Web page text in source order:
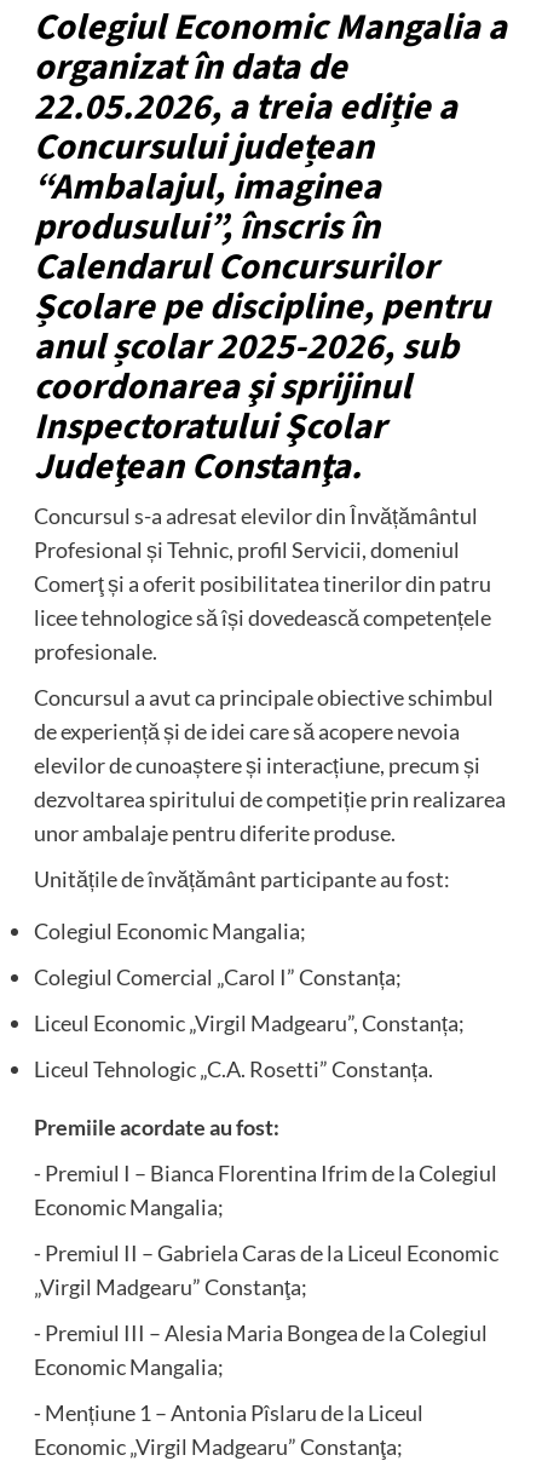
Colegiul Economic Mangalia a
organizat în data de
22.05.2026, a treia ediție a
Concursului județean
“Ambalajul, imaginea
produsului”, înscris în
Calendarul Concursurilor
Școlare pe discipline, pentru
anul școlar 2025-2026, sub
coordonarea şi sprijinul
Inspectoratului Şcolar
Judeţean Constanţa.
Concursul s-a adresat elevilor din Învățământul
Profesional și Tehnic, profil Servicii, domeniul
Comerţ și a oferit posibilitatea tinerilor din patru
licee tehnologice să își dovedească competențele
profesionale.
Concursul a avut ca principale obiective schimbul
de experiență și de idei care să acopere nevoia
elevilor de cunoaștere și interacțiune, precum și
dezvoltarea spiritului de competiție prin realizarea
unor ambalaje pentru diferite produse.
Unitățile de învățământ participante au fost:
Colegiul Economic Mangalia;
Colegiul Comercial „Carol I” Constanța;
Liceul Economic „Virgil Madgearu”, Constanța;
Liceul Tehnologic „C.A. Rosetti” Constanța.
Premiile acordate au fost:
⁃ Premiul I – Bianca Florentina Ifrim de la Colegiul
Economic Mangalia;
⁃ Premiul II – Gabriela Caras de la Liceul Economic
„Virgil Madgearu” Constanţa;
⁃ Premiul III – Alesia Maria Bongea de la Colegiul
Economic Mangalia;
⁃ Mențiune 1 – Antonia Pîslaru de la Liceul
Economic „Virgil Madgearu” Constanţa;